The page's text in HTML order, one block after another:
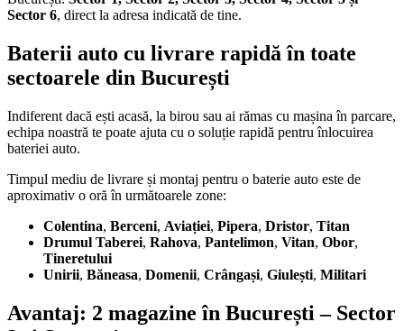
Sector 6, direct la adresa indicată de tine.
Baterii auto cu livrare rapidă în toate
sectoarele din București
Indiferent dacă ești acasă, la birou sau ai rămas cu mașina în parcare,
echipa noastră te poate ajuta cu o soluție rapidă pentru înlocuirea
bateriei auto.
Timpul mediu de livrare și montaj pentru o baterie auto este de
aproximativ o oră în următoarele zone:
Colentina, Berceni, Aviației, Pipera, Dristor, Titan
Drumul Taberei, Rahova, Pantelimon, Vitan, Obor,
Tineretului
Unirii, Băneasa, Domenii, Crângași, Giulești, Militari
Avantaj: 2 magazine în București – Sector